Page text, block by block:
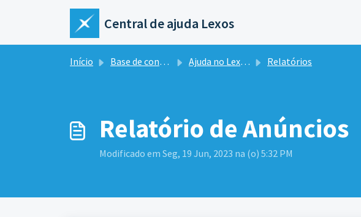
Ir para o conteúdo principal
Central de ajuda Lexos
Início Base de conhecimento Ajuda no Lexos Hub Relatórios
Relatório de Anúncios
Modificado em Seg, 19 Jun, 2023 na (o) 5:32 PM